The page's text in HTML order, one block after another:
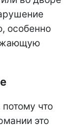
особенно
что
это